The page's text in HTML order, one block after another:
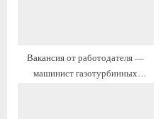
Вакансия от работодателя —
машинист газотурбинных